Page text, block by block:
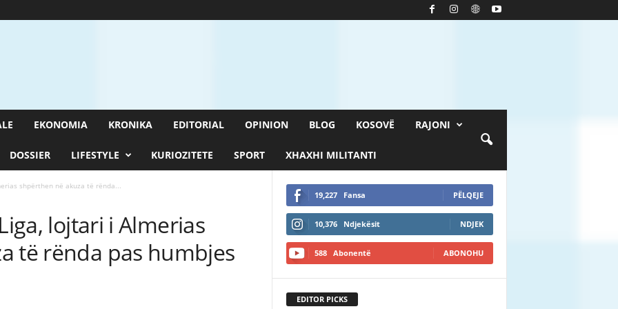
EKONOMIA KRONIKA EDITORIAL OPINION BLOG KOSOVË RAJONI
DOSSIER LIFESTYLE KURIOZITETE SPORT XHAXHI MILITANTI
shpërthen në akuza të rënda...
lojtari i Almerias
të rënda pas humbjes
19,227 Fansa PËLQEJE
10,376 Ndjekësit NDJEK
588 Abonentë ABONOHU
EDITOR PICKS